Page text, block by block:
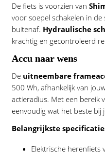
De fiets is voorzien van
voor soepel schakelen in
buitenaf. Hydraulische
krachtig en gecontroleerd
Accu naar wens
De uitneembare
500 Wh, afhankelijk van
actieradius. Met een bereik
eenvoudig wat het beste bij
Belangrijkste
Elektrische herenfiets